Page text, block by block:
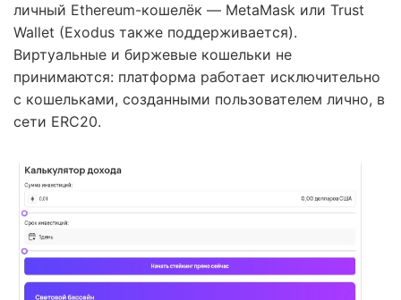
личный Ethereum-кошелёк — MetaMask или Trust
Wallet (Exodus также поддерживается).
Виртуальные и биржевые кошельки не
принимаются: платформа работает исключительно
с кошельками, созданными пользователем лично, в
сети ERC20.